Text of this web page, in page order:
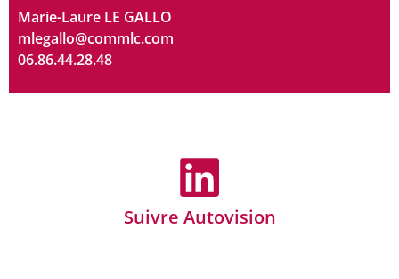
Marie-Laure LE GALLO
mlegallo@commlc.com
06.86.44.28.48
Suivre Autovision